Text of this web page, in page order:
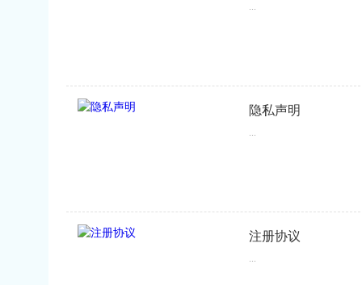
...
隐私声明
...
注册协议
...